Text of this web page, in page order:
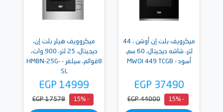
ميكرويف بلت إن أوشن ، 44
لتر، شاشه ديجيتال، 60 سم،
أسود - MWOI 449 TCGB
EGP 37490
- 15%
EGP 44000
ميكروويف هيلر بلت إن،
ديجيتال، 25 لتر، 900 وات،
8قوائم، سيلفر - HMBN-25G-
SL
EGP 14999
- 15%
EGP 17578